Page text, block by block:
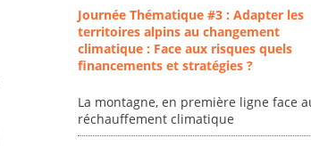
France - État des
connaissances en
vagues de
chaleur."
[ Ressource électronique ]
Journée Thématique #3 : Adapter les
territoires alpins au changement
climatique : Face aux risques quels
financements et stratégies ?
La montagne, en première ligne face
réchauffement climatique